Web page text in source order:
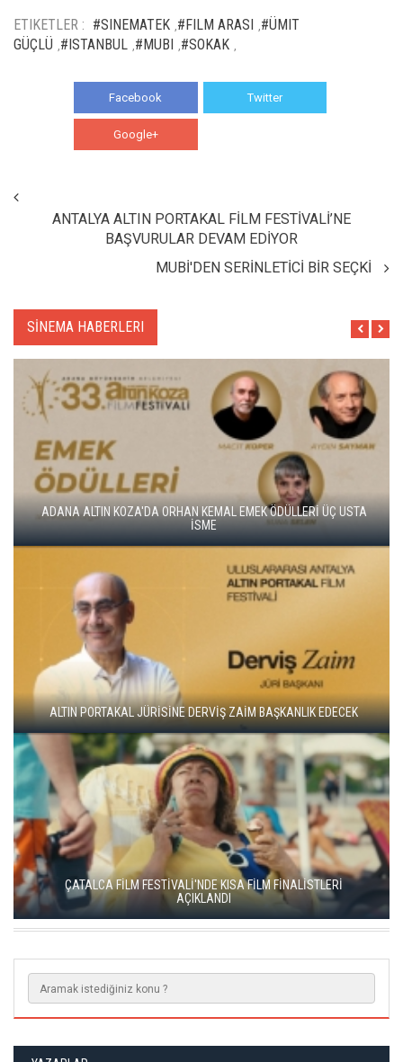
ETIKETLER : #SINEMATEK #FILM ARASI #ÜMIT
GÜÇLÜ #ISTANBUL #MUBI #SOKAK
Facebook Twitter
Google+
ANTALYA ALTIN PORTAKAL FİLM FESTİVALİ’NE
BAŞVURULAR DEVAM EDİYOR
MUBİ'DEN SERİNLETİCİ BİR SEÇKİ
SİNEMA HABERLERI
ALTIN KOZA'NIN ONUR ÖDÜLLERİ FERZAN ÖZPETEK VE VAHİDE
PERÇİN'İN
ADANA ALTIN KOZA'DA JÜRİ BAŞKANI ZUHAL OLCAY
YEŞİM USTAOĞLU'NUN "ARTAKALAN"I SAN SEBASTIÁN'DA
DÜNYA PRÖMİYERİNİ YAPACAK